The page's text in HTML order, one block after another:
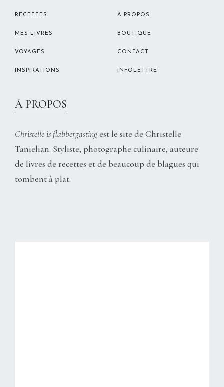
RECETTES
MES LIVRES
VOYAGES
INSPIRATIONS
À PROPOS
BOUTIQUE
CONTACT
INFOLETTRE
À PROPOS
Christelle is flabbergastingest le site de Christelle
Tanielian. Styliste, photographe culinaire, auteure
de livres de recettes et de beaucoup de blagues qui
tombent à plat.